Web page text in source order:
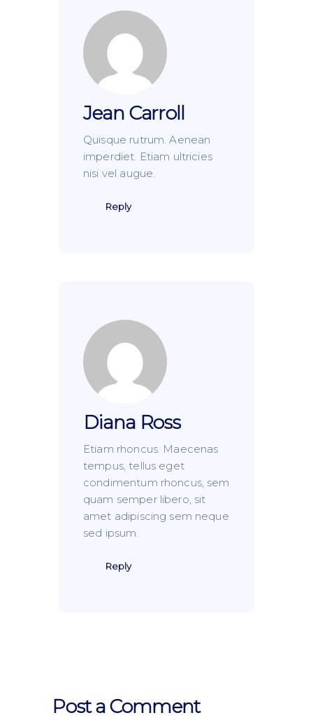
Jean Carroll
Quisque rutrum. Aenean
imperdiet. Etiam ultricies
nisi vel augue.
Reply
Diana Ross
Etiam rhoncus. Maecenas
tempus, tellus eget
condimentum rhoncus, sem
quam semper libero, sit
amet adipiscing sem neque
sed ipsum.
Reply
Post a Comment